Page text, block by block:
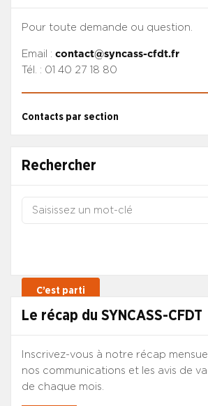
Pour toute demande ou question.
Email : contact@syncass-cfdt.fr
Tél. : 01 40 27 18 80
Contacts par section
Rechercher
Le récap du SYNCASS-CFDT
Inscrivez-vous à notre récap
nos communications et les avis de
de chaque mois.